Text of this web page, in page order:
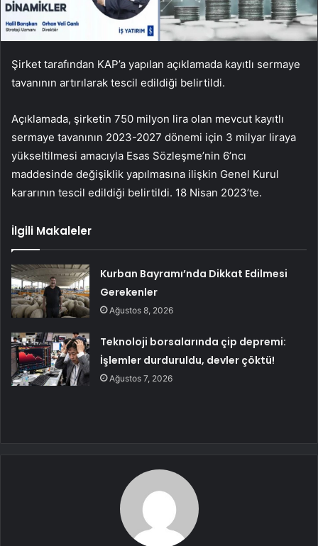
Şirket tarafından KAP’a yapılan açıklamada kayıtlı sermaye
tavanının artırılarak tescil edildiği belirtildi.
Açıklamada, şirketin 750 milyon lira olan mevcut kayıtlı
sermaye tavanının 2023-2027 dönemi için 3 milyar liraya
yükseltilmesi amacıyla Esas Sözleşme’nin 6’ncı
maddesinde değişiklik yapılmasına ilişkin Genel Kurul
kararının tescil edildiği belirtildi. 18 Nisan 2023’te.
İlgili Makaleler
Kurban Bayramı’nda Dikkat Edilmesi
Gerekenler
Ağustos 8, 2026
Teknoloji borsalarında çip depremi:
İşlemler durduruldu, devler çöktü!
Ağustos 7, 2026